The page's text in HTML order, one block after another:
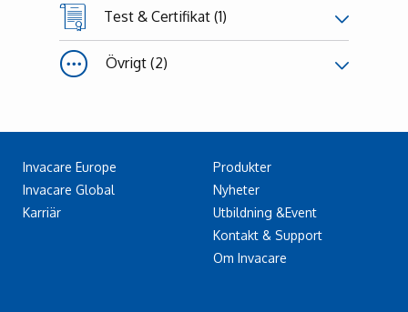
Test & Certifikat (1)
Övrigt (2)
Invacare Europe
Invacare Global
Karriär
Produkter
Nyheter
Utbildning &Event
Kontakt & Support
Om Invacare